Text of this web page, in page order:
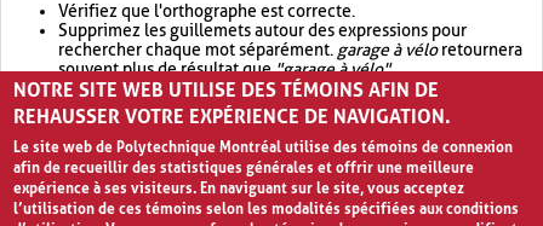
Vérifiez que l'orthographe est correcte.
Supprimez les guillemets autour des expressions pour
rechercher chaque mot séparément. garage à véloretournera
souvent plus de résultat que"garage à vélo".
Envisagez d'élargir votre recherche avec OR.garage OR vélo
retournera souvent plus de résultat quegarage à vélo
NOTRE SITE WEB UTILISE DES TÉMOINS AFIN DE
REHAUSSER VOTRE EXPÉRIENCE DE NAVIGATION.
Le site web de Polytechnique Montréal utilise des témoins de connexion
afin de recueillir des statistiques générales et offrir une meilleure
expérience à ses visiteurs. En naviguant sur le site, vous acceptez
l’utilisation de ces témoins selon les modalités spécifiées aux conditions